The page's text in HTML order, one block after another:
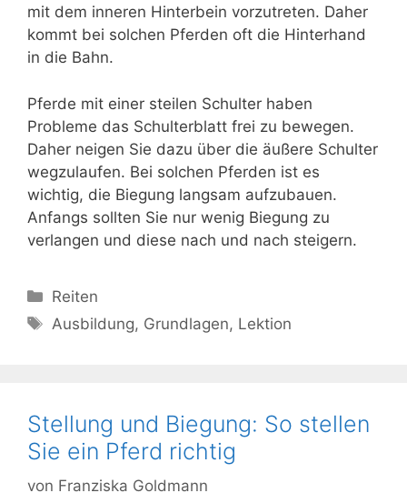
mit dem inneren Hinterbein vorzutreten. Daher
kommt bei solchen Pferden oft die Hinterhand
in die Bahn.
Pferde mit einer steilen Schulter haben
Probleme das Schulterblatt frei zu bewegen.
Daher neigen Sie dazu über die äußere Schulter
wegzulaufen. Bei solchen Pferden ist es
wichtig, die Biegung langsam aufzubauen.
Anfangs sollten Sie nur wenig Biegung zu
verlangen und diese nach und nach steigern.
Kategorien
Reiten
Schlagwörter
Ausbildung, Grundlagen, Lektion
Stellung und Biegung: So stellen
Sie ein Pferd richtig
von Franziska Goldmann